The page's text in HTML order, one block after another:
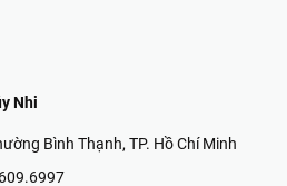
Nhi
Bình Thạnh, TP. Hồ Chí Minh